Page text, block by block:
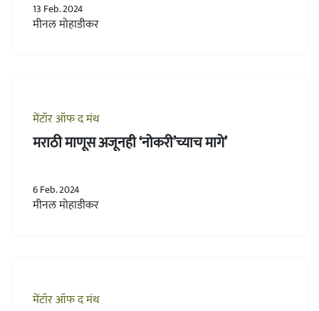
13 Feb. 2024
मीनल मोहाडीकर
मेंटॉर ऑफ द मंथ
मराठी माणूस अजूनही ‘नोकरी’च्याच मागे’
6 Feb. 2024
मीनल मोहाडीकर
मेंटॉर ऑफ द मंथ